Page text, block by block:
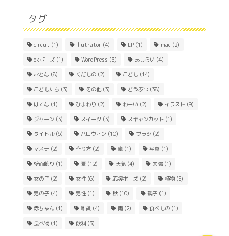
タグ
circut (1) illutrator (4) LP (1) mac (2)
okポーズ (1) WordPress (3) あしらい (4)
おとな (8) くだもの (2) こども (14)
こどもたち (3) その他(3) どうぶつ (38)
はてな (1) ひまわり (2) わーい (2) イラスト (9)
ジャーン (3) スイーツ (3) スキャンカット (1)
タイトル(6) ハロウィン (10) ブラシ (2)
マステ (2) 作り方 (2) 傘 (1) 写真 (1)
壁面飾り (1) 夏 (12) 天気 (4) 太陽(1)
女の子 (2) 女性 (6) 応援ポーズ (2) 植物 (5)
男の子 (4) 男性 (1) 秋 (10) 親子 (1)
赤ちゃん (1) 雑貨 (4) 雨 (2) 食べもの (1)
食べ物 (1) 飲料(3)
About
Contact